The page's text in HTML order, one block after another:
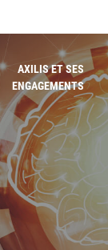
AXILIS ET SES
ENGAGEMENTS